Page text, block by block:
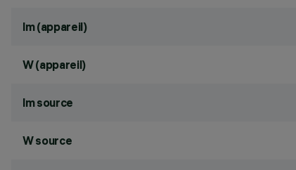
lm (appareil)
W (appareil)
lm source
W source